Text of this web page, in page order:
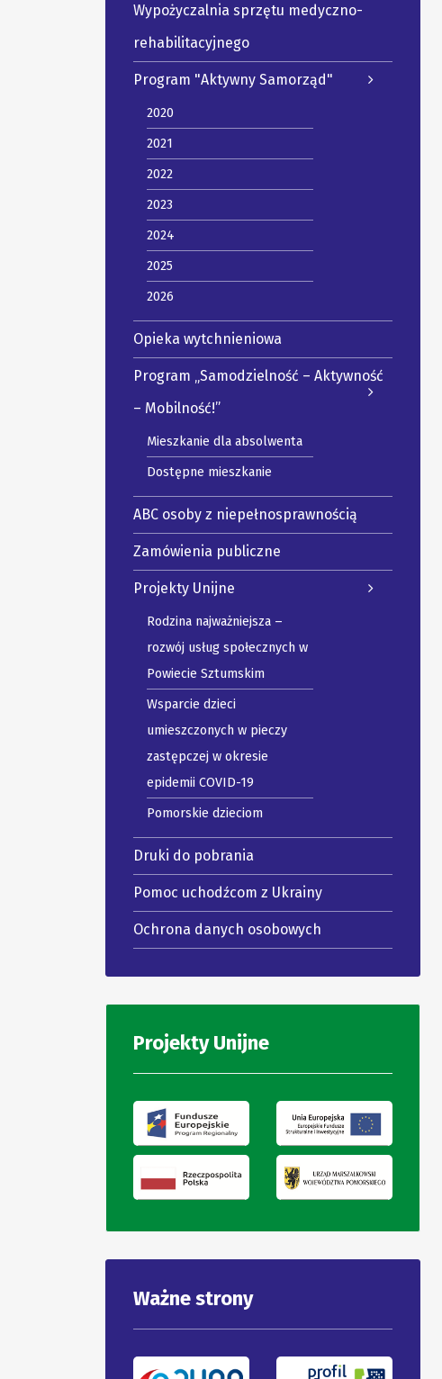
Wypożyczalnia sprzętu medyczno-
rehabilitacyjnego
Program "Aktywny Samorząd"
2020
2021
2022
2023
2024
2025
2026
Opieka wytchnieniowa
Program „Samodzielność – Aktywność
– Mobilność!”
Mieszkanie dla absolwenta
Dostępne mieszkanie
ABC osoby z niepełnosprawnością
Zamówienia publiczne
Projekty Unijne
Rodzina najważniejsza –
rozwój usług społecznych w
Powiecie Sztumskim
Wsparcie dzieci
umieszczonych w pieczy
zastępczej w okresie
epidemii COVID-19
Pomorskie dzieciom
Druki do pobrania
Pomoc uchodźcom z Ukrainy
Ochrona danych osobowych
Projekty Unijne
Ważne strony